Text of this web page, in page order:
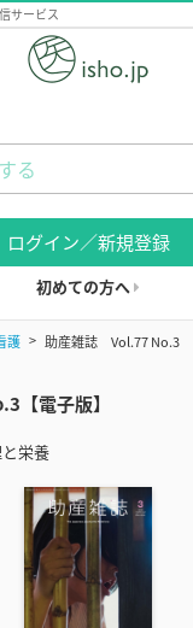
サービス
ログイン／新規登録
初めての方へ
護 助産雑誌 Vol.77 No.3
電子版】
栄養